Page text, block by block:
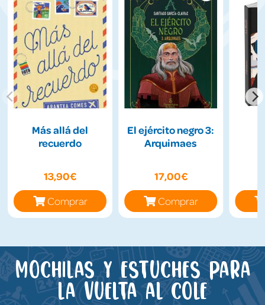
Más allá del
recuerdo
13,90€
Comprar
El ejército negro 3:
Arquimaes
17,00€
Comprar
Mochilas y estuches para
la vuelta al cole